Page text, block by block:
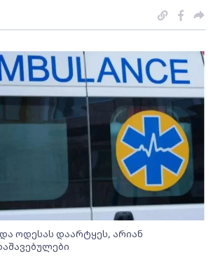
ოდესას დაარტყეს, არიან